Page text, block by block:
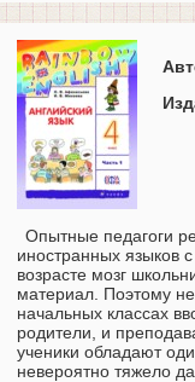
Опытные педагоги
иностранных языков
возрасте мозг
материал. Поэтому не
начальных классах
родители, и
ученики обладают
невероятно тяжело